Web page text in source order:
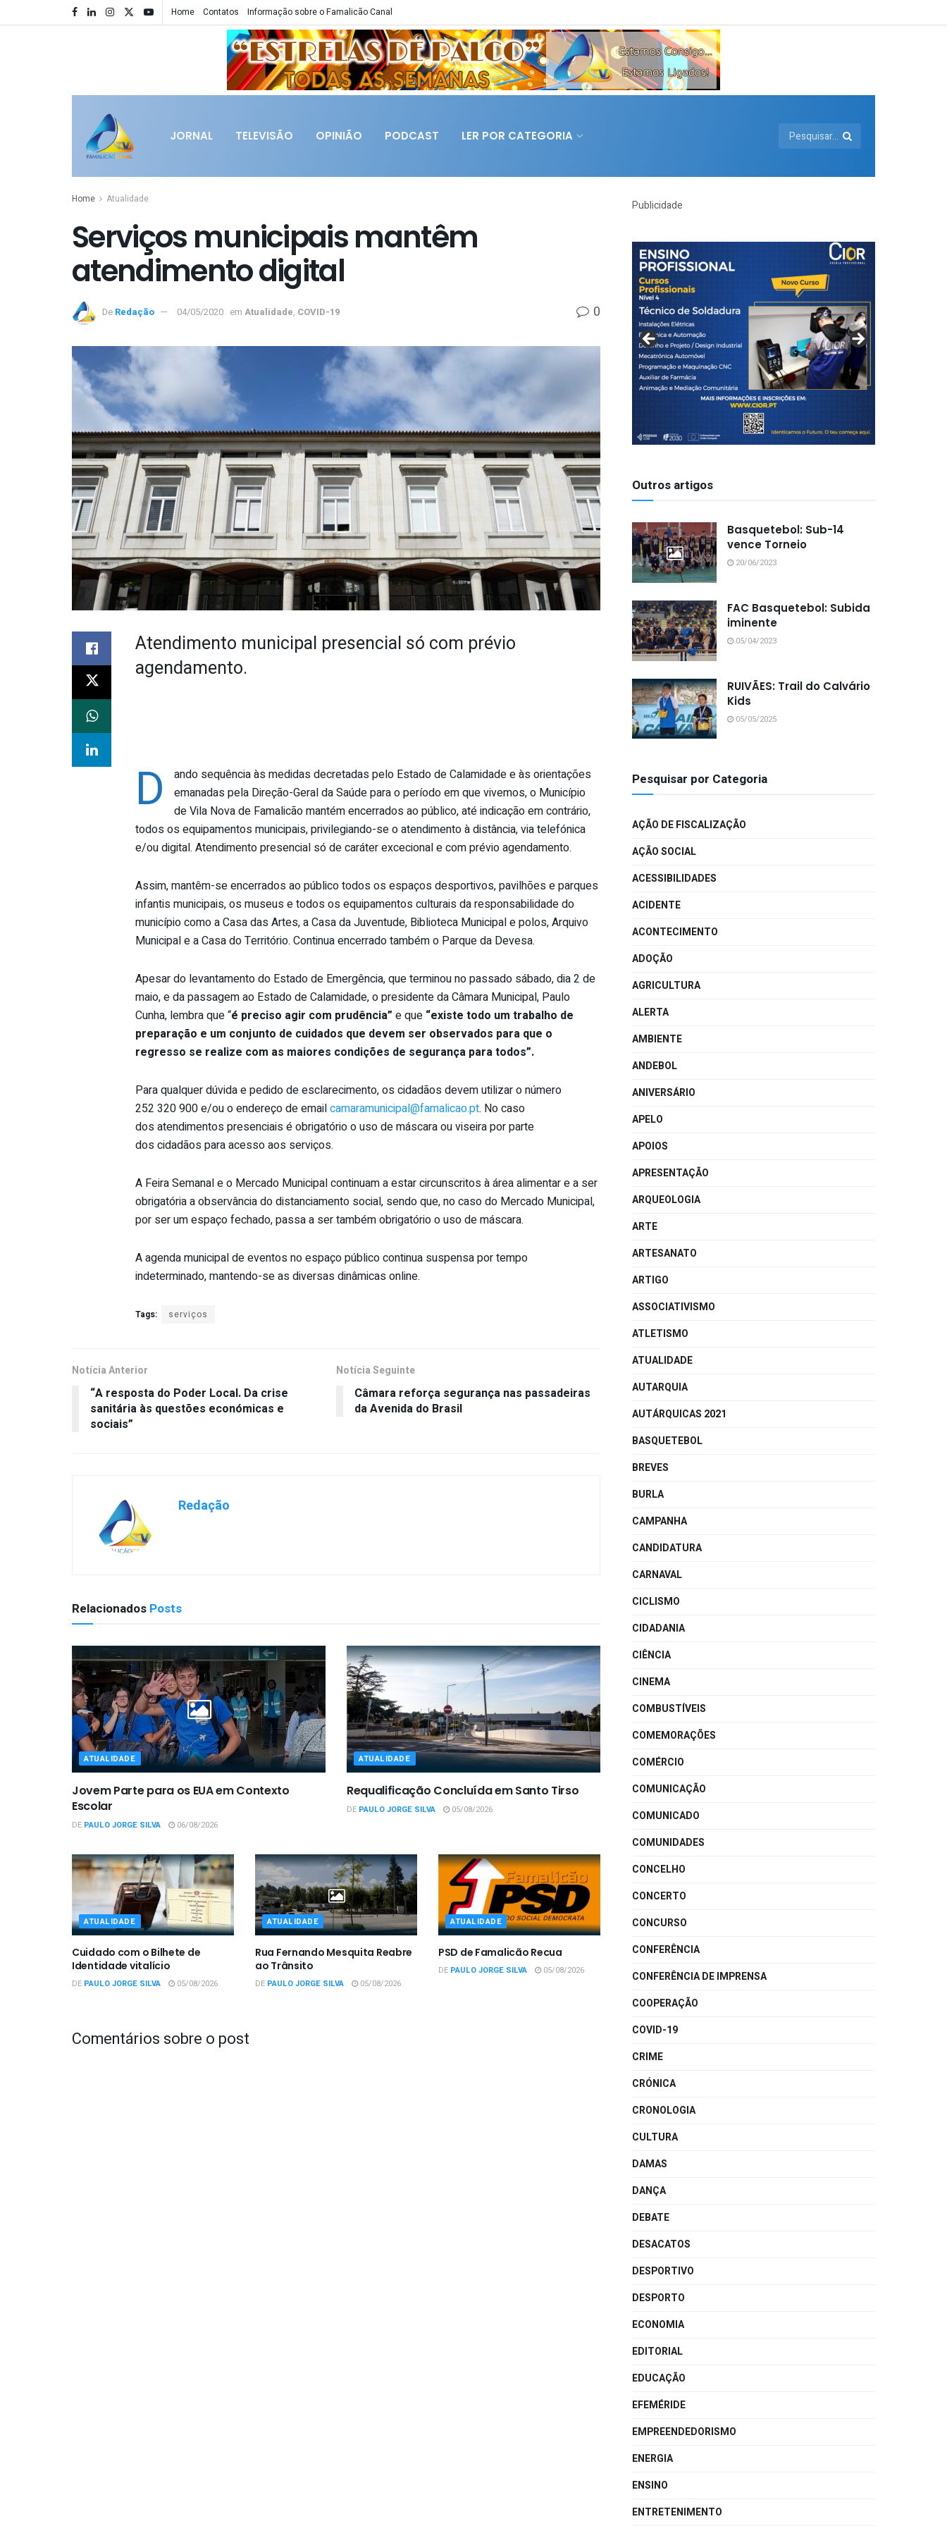
Home Contatos Informação sobre o Famalicão Canal
JORNAL TELEVISÃO OPINIÃO PODCAST LER POR CATEGORIA
Home Atualidade
Serviços municipais mantêm
atendimento digital
De Redação 04/05/2020 em Atualidade, COVID-19 0
Atendimento municipal presencial só com prévio
agendamento.
D
ando sequência às medidas decretadas pelo Estado de Calamidade e às orientações
emanadas pela Direção-Geral da Saúde para o período em que vivemos, o Município
de Vila Nova de Famalicão mantém encerrados ao público, até indicação em contrário,
todos os equipamentos municipais, privilegiando-se o atendimento à distância, via telefónica
e/ou digital. Atendimento presencial só de caráter excecional e com prévio agendamento.
Assim, mantêm-se encerrados ao público todos os espaços desportivos, pavilhões e parques
infantis municipais, os museus e todos os equipamentos culturais da responsabilidade do
município como a Casa das Artes, a Casa da Juventude, Biblioteca Municipal e polos, Arquivo
Municipal e a Casa do Território. Continua encerrado também o Parque da Devesa.
Apesar do levantamento do Estado de Emergência, que terminou no passado sábado, dia 2 de
maio, e da passagem ao Estado de Calamidade, o presidente da Câmara Municipal, Paulo
Cunha, lembra que “é preciso agir com prudência” e que “existe todo um trabalho de
preparação e um conjunto de cuidados que devem ser observados para que o
regresso se realize com as maiores condições de segurança para todos”.
Para qualquer dúvida e pedido de esclarecimento, os cidadãos devem utilizar o número
252 320 900 e/ou o endereço de emailcamaramunicipal@famalicao.pt. No caso
dos atendimentos presenciais é obrigatório o uso de máscara ou viseira por parte
dos cidadãos para acesso aos serviços.
A Feira Semanal e o Mercado Municipal continuam a estar circunscritos à área alimentar e a ser
obrigatória a observância do distanciamento social, sendo que, no caso do Mercado Municipal,
por ser um espaço fechado, passa a ser também obrigatório o uso de máscara.
A agenda municipal de eventos no espaço público continua suspensa por tempo
indeterminado, mantendo-se as diversas dinâmicas online.
Tags: serviços
Notícia Anterior
“A resposta do Poder Local. Da crise
sanitária às questões económicas e
sociais”
Notícia Seguinte
Câmara reforça segurança nas passadeiras
da Avenida do Brasil
Redação
Relacionados Posts
ATUALIDADE
Jovem Parte para os EUA em Contexto
Escolar
DE PAULO JORGE SILVA 06/08/2026
ATUALIDADE
Requalificação Concluída em Santo Tirso
DE PAULO JORGE SILVA 05/08/2026
ATUALIDADE
Cuidado com o Bilhete de
Identidade vitalício
DE PAULO JORGE SILVA 05/08/2026
ATUALIDADE
Rua Fernando Mesquita Reabre
ao Trânsito
DE PAULO JORGE SILVA 05/08/2026
ATUALIDADE
PSD de Famalicão Recua
DE PAULO JORGE SILVA 05/08/2026
Comentários sobre o post
Publicidade
Outros artigos
Basquetebol: Sub-14
vence Torneio
20/06/2023
FAC Basquetebol: Subida
iminente
05/04/2023
RUIVÃES: Trail do Calvário
Kids
05/05/2025
Pesquisar por Categoria
AÇÃO DE FISCALIZAÇÃO
AÇÃO SOCIAL
ACESSIBILIDADES
ACIDENTE
ACONTECIMENTO
ADOÇÃO
AGRICULTURA
ALERTA
AMBIENTE
ANDEBOL
ANIVERSÁRIO
APELO
APOIOS
APRESENTAÇÃO
ARQUEOLOGIA
ARTE
ARTESANATO
ARTIGO
ASSOCIATIVISMO
ATLETISMO
ATUALIDADE
AUTARQUIA
AUTÁRQUICAS 2021
BASQUETEBOL
BREVES
BURLA
CAMPANHA
CANDIDATURA
CARNAVAL
CICLISMO
CIDADANIA
CIÊNCIA
CINEMA
COMBUSTÍVEIS
COMEMORAÇÕES
COMÉRCIO
COMUNICAÇÃO
COMUNICADO
COMUNIDADES
CONCELHO
CONCERTO
CONCURSO
CONFERÊNCIA
CONFERÊNCIA DE IMPRENSA
COOPERAÇÃO
COVID-19
CRIME
CRÓNICA
CRONOLOGIA
CULTURA
DAMAS
DANÇA
DEBATE
DESACATOS
DESPORTIVO
DESPORTO
ECONOMIA
EDITORIAL
EDUCAÇÃO
EFEMÉRIDE
EMPREENDEDORISMO
ENERGIA
ENSINO
ENTRETENIMENTO